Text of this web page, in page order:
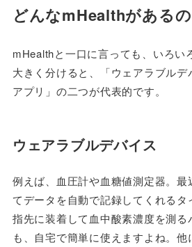
どんなmHealthがあるの
mHealthと一口に言っても、いろい
大きく分けると、「ウェアラブル
アプリ」の二つが代表的です。
ウェアラブルデバイス
例えば、血圧計や血糖値測定器。最
てデータを自動で記録してくれるタ
指先に装着して血中酸素濃度を測
も、自宅で簡単に使えますよね。